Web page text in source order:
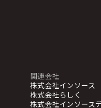
関連会社
株式会社インソース
株式会社らしく
株式会社インソース